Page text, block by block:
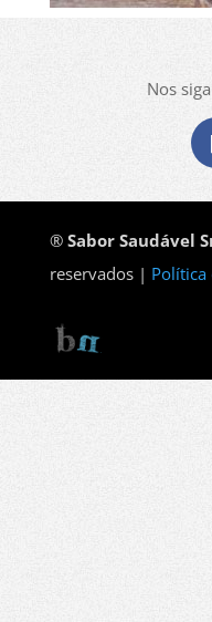
Nos
® Sabor Saudável
reservados | Política